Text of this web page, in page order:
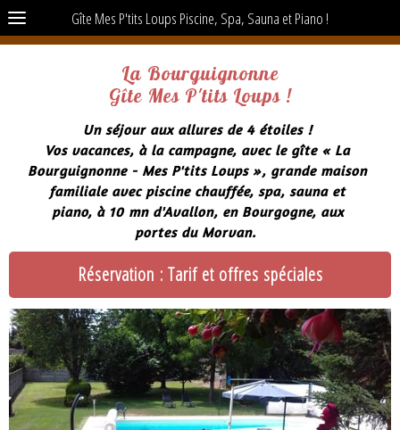
Gîte Mes P'tits Loups Piscine, Spa, Sauna et Piano !
La Bourguignonne
Gîte Mes P'tits Loups !
Un séjour aux allures de 4 étoiles !
Vos vacances, à la campagne, avec le gîte « La
Bourguignonne - Mes P'tits Loups », grande maison
familiale avec piscine chauffée, spa, sauna et
piano, à 10 mn d'Avallon, en Bourgogne, aux
portes du Morvan.
Réservation : Tarif et offres spéciales